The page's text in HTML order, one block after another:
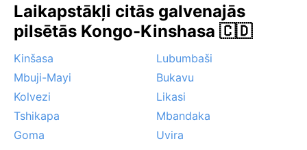
Laikapstākļi citās galvenajās
pilsētās Kongo-Kinshasa 🇨🇩
Kinšasa
Lubumbaši
Mbuji-Mayi
Bukavu
Kolvezi
Likasi
Tshikapa
Mbandaka
Goma
Uvira